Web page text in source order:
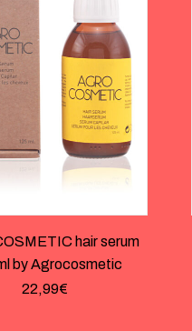
hair serum
by Agrocosmetic
22,99€